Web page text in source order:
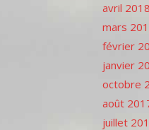
avril 2018
mars
février
janvier
octobre
août
juillet